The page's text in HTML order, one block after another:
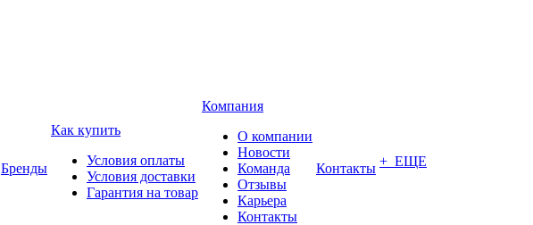
Бренды
Как купить
Условия оплаты
Условия доставки
Гарантия на товар
Компания
О компании
Новости
Команда
Отзывы
Карьера
Контакты
Контакты + ЕЩЕ